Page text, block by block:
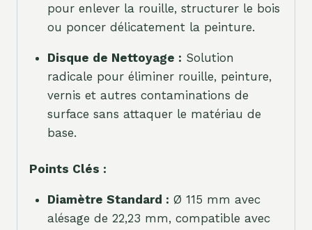
pour enlever la rouille, structurer le bois
ou poncer délicatement la peinture.
Disque de Nettoyage : Solution
radicale pour éliminer rouille, peinture,
vernis et autres contaminations de
surface sans attaquer le matériau de
base.
Points Clés :
Diamètre Standard : Ø 115 mm avec
alésage de 22,23 mm, compatible avec